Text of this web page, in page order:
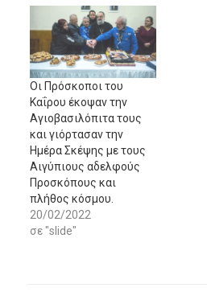
Οι Πρόσκοποι του
Καΐρου έκοψαν την
Αγιοβασιλόπιτα τους
και γιόρτασαν την
Ημέρα Σκέψης με τους
Αιγύπιους αδελφούς
Προσκόπους και
πλήθος κόσμου.
20/02/2022
σε "slide"